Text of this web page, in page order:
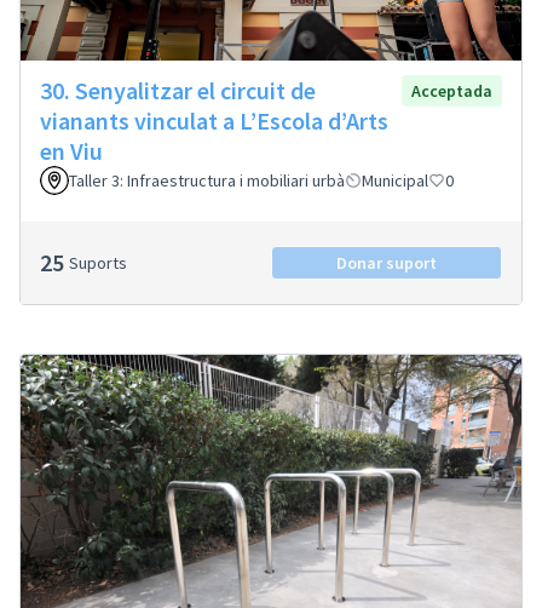
30. Senyalitzar el circuit de
vianants vinculat a L’Escola d’Arts
en Viu
Acceptada
Taller 3: Infraestructura i mobiliari urbà Municipal 0
25 Suports Donar suport